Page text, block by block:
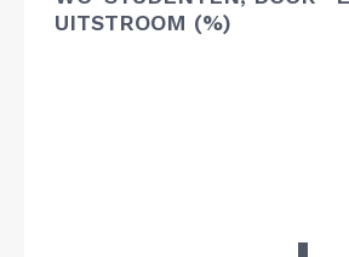
UITSTROOM (%)